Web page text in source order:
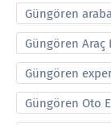
Güngören
Güngören Araç
Güngören
Güngören Oto